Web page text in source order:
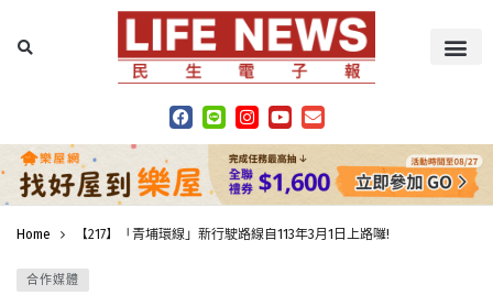
Home 【217】「青埔環線」新行駛路線自113年3月1日上路囉!
合作媒體